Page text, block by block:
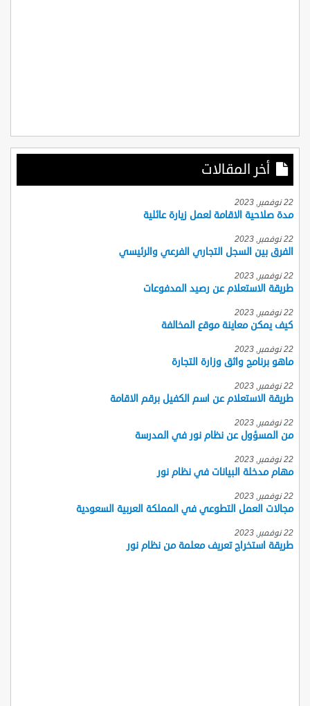
أخر المقالات
22 نوفمبر, 2023
مدة صلاحية الاقامة لعمل زيارة عائلية
22 نوفمبر, 2023
الفرق بين السجل التجاري الفرعي والرئيسي
22 نوفمبر, 2023
طريقة الاستعلام عن رصيد المدفوعات
22 نوفمبر, 2023
كيف يمكن معاينة موقع المخالفة
22 نوفمبر, 2023
ماهو برنامج واثق وزارة التجارة
22 نوفمبر, 2023
طريقة الاستعلام عن اسم الكفيل برقم الاقامة
22 نوفمبر, 2023
من المسؤول عن نظام نور في المدرسة
22 نوفمبر, 2023
مهام مدخلة البيانات في نظام نور
22 نوفمبر, 2023
مجالات العمل التطوعي في المملكة العربية السعودية
22 نوفمبر, 2023
طريقة استخراج تعريف معلمة من نظام نور